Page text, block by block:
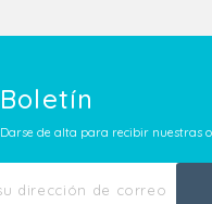
Boletín
Darse de alta para recibir nuestras